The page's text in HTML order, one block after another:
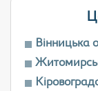
Вінницька